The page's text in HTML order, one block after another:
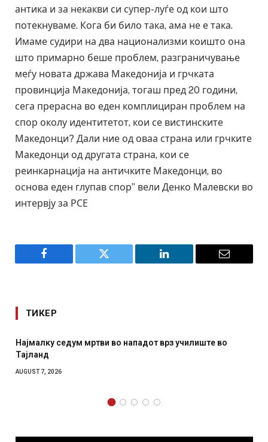
антика и за некакви си супер-луѓе од кои што
потекнуваме. Кога би било така, ама не е така.
Имаме судири на два национализми коишто она
што примарно беше проблем, разграничување
меѓу новата држава Македонија и грчката
провинција Македонија, тогаш пред 20 години,
сега прерасна во еден комплициран проблем на
спор околу идентитетот, кои се вистинските
Македонци? Дали ние од оваа страна или грчките
Македонци од другата страна, кои се
реинкарнација на античките Македонци, во
основа еден глупав спор” вели Денко Малевски во
интервју за РСЕ
Facebook Twitter LinkedIn Email
ТИКЕР
во
СОЗИС: Украинците повеќе им веруваат на